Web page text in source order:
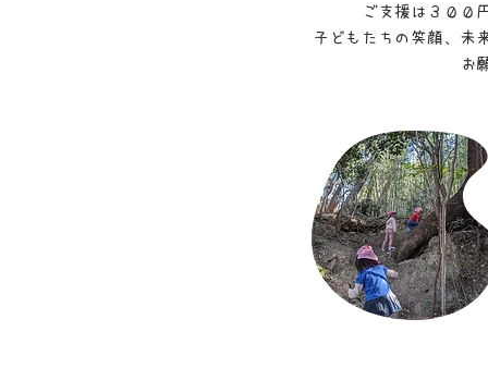
ご支援は３００
子どもたちの笑顔、未
お